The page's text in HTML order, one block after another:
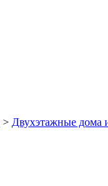
> Двухэтажные дома